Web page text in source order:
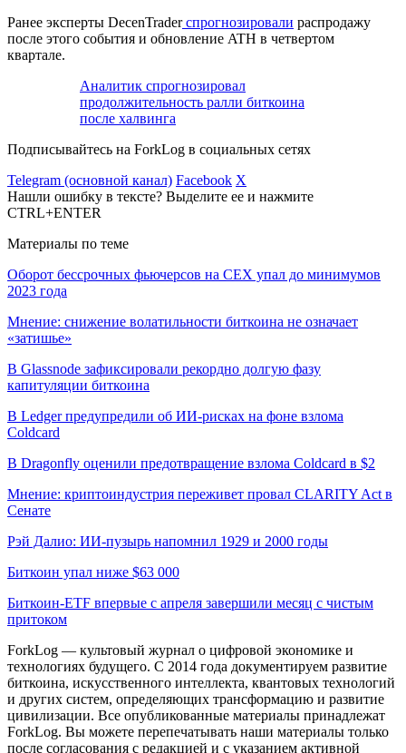
Ранее эксперты DecenTraderспрогнозировали распродажу
после этого события и обновление ATH в четвертом
квартале.
Аналитик спрогнозировал
продолжительность ралли биткоина
после халвинга
Подписывайтесь на ForkLog в социальных сетях
Telegram (основной канал) Facebook X
Нашли ошибку в тексте? Выделите ее и нажмите
CTRL+ENTER
Материалы по теме
Оборот бессрочных фьючерсов на CEX упал до минимумов
2023 года
Мнение: снижение волатильности биткоина не означает
«затишье»
В Glassnode зафиксировали рекордно долгую фазу
капитуляции биткоина
В Ledger предупредили об ИИ-рисках на фоне взлома
Coldcard
В Dragonfly оценили предотвращение взлома Coldcard в $2
Мнение: криптоиндустрия переживет провал CLARITY Act в
Сенате
Рэй Далио: ИИ-пузырь напомнил 1929 и 2000 годы
Биткоин упал ниже $63 000
Биткоин-ETF впервые с апреля завершили месяц с чистым
притоком
ForkLog — культовый журнал о цифровой экономике и
технологиях будущего. С 2014 года документируем развитие
биткоина, искусственного интеллекта, квантовых технологий
и других систем, определяющих трансформацию и развитие
цивилизации. Все опубликованные материалы принадлежат
ForkLog. Вы можете перепечатывать наши материалы только
после согласования с редакцией и с указанием активной